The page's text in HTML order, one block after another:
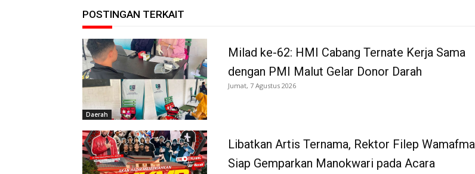
POSTINGAN TERKAIT
Daerah
Milad ke-62: HMI Cabang Ternate Kerja Sama
dengan PMI Malut Gelar Donor Darah
Jumat, 7 Agustus 2026
Libatkan Artis Ternama, Rektor Filep Wamafma
Siap Gemparkan Manokwari pada Acara